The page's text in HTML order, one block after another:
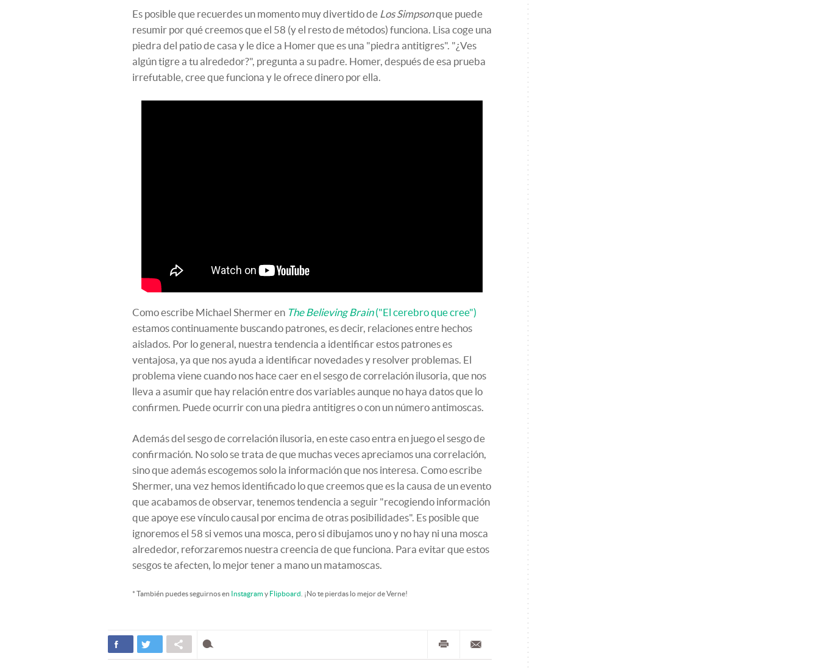
Es posible que recuerdes un momento muy divertido de Los Simpsonque puede
resumir por qué creemos que el 58 (y el resto de métodos) funciona. Lisa coge una
piedra del patio de casa y le dice a Homer que es una "piedra antitigres". "¿Ves
algún tigre a tu alrededor?", pregunta a su padre. Homer, después de esa prueba
irrefutable, cree que funciona y le ofrece dinero por ella.
Como escribe Michael Shermer en The Believing Brain("El cerebro que cree")
estamos continuamente buscando patrones, es decir, relaciones entre hechos
aislados. Por lo general, nuestra tendencia a identificar estos patrones es
ventajosa, ya que nos ayuda a identificar novedades y resolver problemas. El
problema viene cuando nos hace caer en el sesgo de correlación ilusoria, que nos
lleva a asumir que hay relación entre dos variables aunque no haya datos que lo
confirmen. Puede ocurrir con una piedra antitigres o con un número antimoscas.
Además del sesgo de correlación ilusoria, en este caso entra en juego el sesgo de
confirmación. No solo se trata de que muchas veces apreciamos una correlación,
sino que además escogemos solo la información que nos interesa. Como escribe
Shermer, una vez hemos identificado lo que creemos que es la causa de un evento
que acabamos de observar, tenemos tendencia a seguir "recogiendo información
que apoye ese vínculo causal por encima de otras posibilidades". Es posible que
ignoremos el 58 si vemos una mosca, pero si dibujamos uno y no hay ni una mosca
alrededor, reforzaremos nuestra creencia de que funciona. Para evitar que estos
sesgos te afecten, lo mejor tener a mano un matamoscas.
* También puedes seguirnos en Instagramy Flipboard . ¡No te pierdas lo mejor de Verne!